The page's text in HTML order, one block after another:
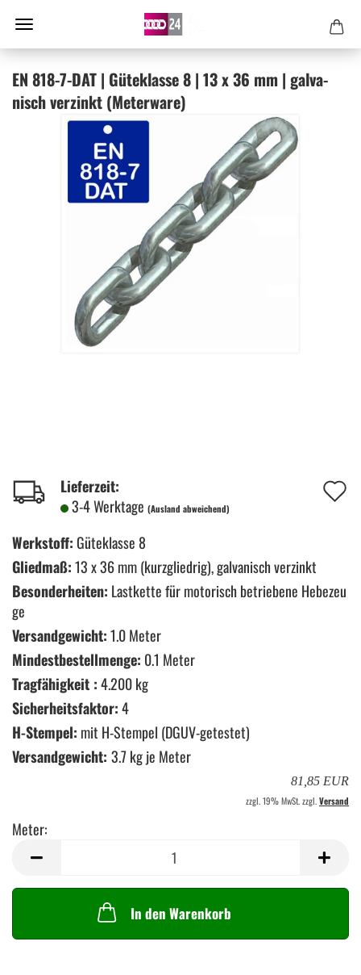
EN 818-​7-DAT | Gü­te­klas­se 8 | 13 x 36 mm | gal­va­
nisch ver­zinkt (Me­ter­wa­re)
Lieferzeit:
3-4 Werktage (Ausland abweichend)
Werkstoff:Güteklasse 8
Gliedmaß:13 x 36 mm (kurzgliedrig), galvanisch verzinkt
Besonderheiten: Lastkette für motorisch betriebene Hebezeu
ge
Versandgewicht:1.0 Meter
Mindestbestellmenge: 0.1 Meter
Tragfähigkeit :4.200 kg
Sicherheitsfaktor:4
H-Stempel: mit H-Stempel (DGUV-getestet)
Versandgewicht: 3.7kg je Meter
81,85 EUR
zzgl. 19% MwSt. zzgl.Versand
Meter:
In den Warenkorb